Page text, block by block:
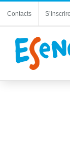
Contacts